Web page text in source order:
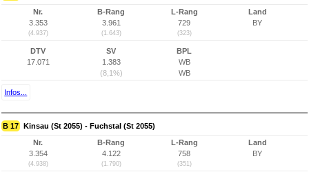
Nr.
3.353
(4.937)
B-Rang
3.961
(1.643)
L-Rang
729
(323)
Land
BY
DTV
17.071
SV
1.383
(8,1%)
BPL
WB
WB
Infos...
B 17 Kinsau (St 2055) - Fuchstal (St 2055)
Nr.
3.354
(4.938)
B-Rang
4.122
(1.790)
L-Rang
758
(351)
Land
BY